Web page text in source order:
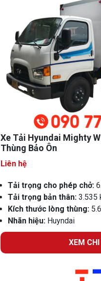
Xe Tải Hyundai Mighty
Thùng Bảo Ôn
Liên hệ
Tải trọng cho phép chở:
Tải trọng bản thân:3.535
Kích thước lòng thùng:
Nhãn hiệu:Huyndai
XEM